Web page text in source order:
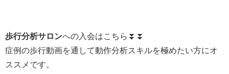
歩行分析サロンへの入会はこちら⏬⏬
症例の歩行動画を通して動作分析スキルを極めたい方にオ
ススメです。